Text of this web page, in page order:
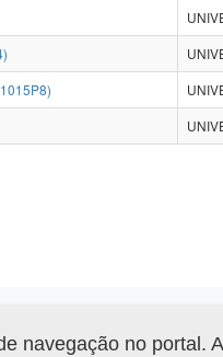
Gerar
navegação no